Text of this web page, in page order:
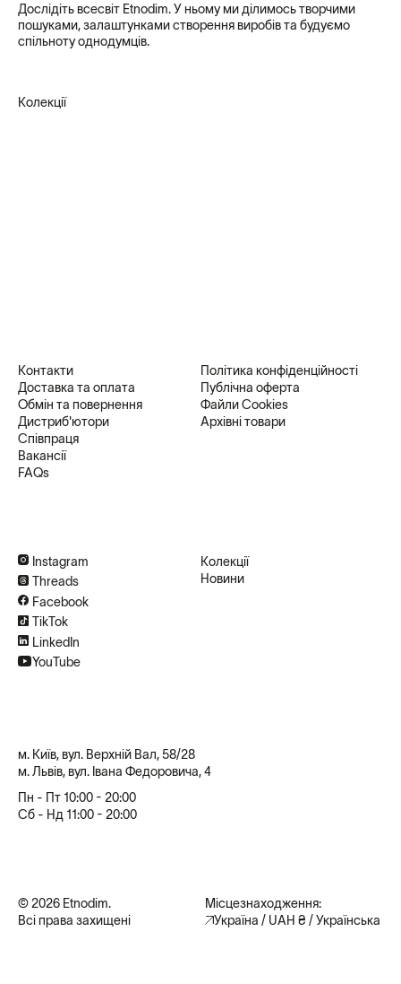
Дослідіть всесвіт Etnodim. У ньому ми ділимось творчими
пошуками, залаштунками створення виробів та будуємо
спільноту однодумців.
Колекції
Instagram
Threads
Facebook
TikTok
LinkedIn
YouTube
Контакти
Доставка та оплата
Обмін та повернення
Дистриб'ютори
Співпраця
Вакансії
FAQs
Політика конфіденційності
Публічна оферта
Файли Cookies
Архівні товари
Колекції
Новини
м. Київ, вул. Верхній Вал, 58/28
м. Львів, вул. Івана Федоровича, 4
Пн - Пт 10:00 - 20:00
Сб - Нд 11:00 - 20:00
© 2026 Etnodim.
Всі права захищені
Місцезнаходження:
Україна / UAH ₴ / Українська